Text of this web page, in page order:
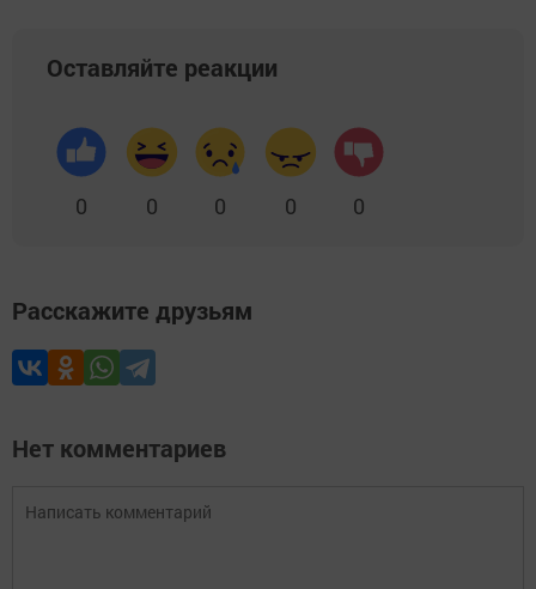
Оставляйте реакции
0 0 0 0 0
Расскажите друзьям
Нет комментариев